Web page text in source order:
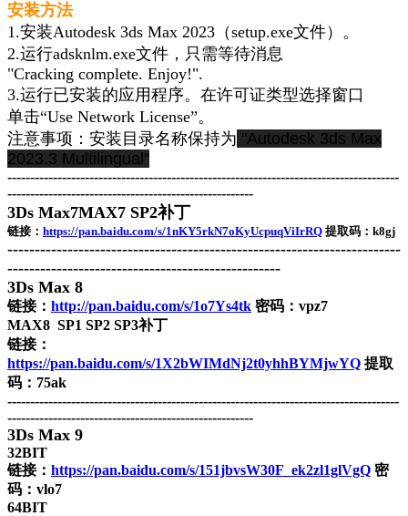
安装方法
1.安装Autodesk 3ds Max 2023（setup.exe文件）。
2.运行adsknlm.exe文件，只需等待消息
"Cracking complete. Enjoy!".
3.运行已安装的应用程序。在许可证类型选择窗口
单击“Use Network License”。
注意事项：安装目录名称保持为 "Autodesk 3ds Max
2023.3 Multilingual"
--------------------------------------------------------------------------------------
------------------------------------------------------
3Ds Max7MAX7 SP2补丁
链接： https://pan.baidu.com/s/1nKY5rkN7oKyUcpuqViIrRQ 提取码：k8gj
------------------------------------------------------------------------
--------------------------------------------------
3Ds Max 8
链接： http://pan.baidu.com/s/1o7Ys4tk 密码：vpz7
MAX8 SP1 SP2 SP3补丁
链接：
https://pan.baidu.com/s/1X2bWIMdNj2t0yhhBYMjwYQ 提取
码：75ak
--------------------------------------------------------------------------------------
------------------------------------------------------
3Ds Max 9
32BIT
链接： https://pan.baidu.com/s/151jbvsW30F_ek2zl1glVgQ 密
码：vlo7
64BIT